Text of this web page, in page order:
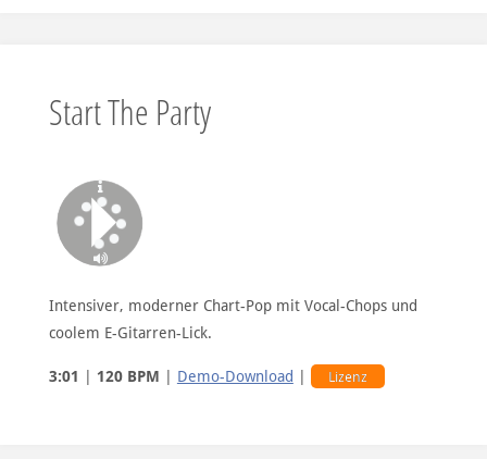
Start The Party
Intensiver, moderner Chart-Pop mit Vocal-Chops und
coolem E-Gitarren-Lick.
3:01 | 120 BPM | Demo-Download | Lizenz